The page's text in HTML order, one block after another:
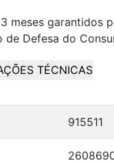
meses garantidos
de Defesa do
TÉCNICAS
915511